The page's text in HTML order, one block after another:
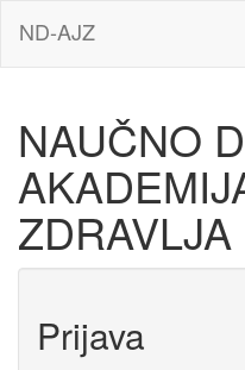
ND-AJZ
NAUČNO
ZDRAVLJA
za
kreiranje
Prijava